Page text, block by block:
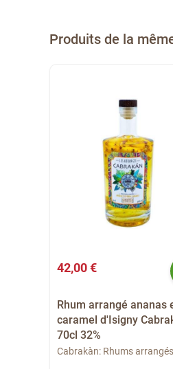
Produits de la
42,00 €
Rhum arrangé ananas
caramel d'Isigny
70cl 32%
Cabrakàn: Rhums arrangés